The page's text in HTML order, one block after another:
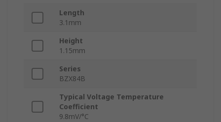
Length
3.1mm
Height
1.15mm
Series
BZX84B
Typical Voltage Temperature
Coefficient
9.8mV/°C